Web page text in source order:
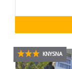
KNYSNA